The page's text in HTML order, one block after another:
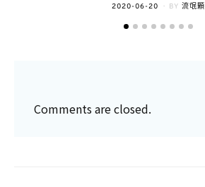
POSTED
2020-06-20 BY 流氓顆
Comments are closed.